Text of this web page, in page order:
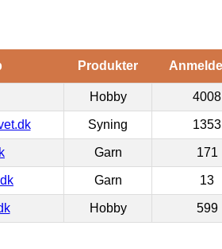
Produkter
Hobby 4008
Syning 1353
Garn 171
Garn 13
Hobby 599